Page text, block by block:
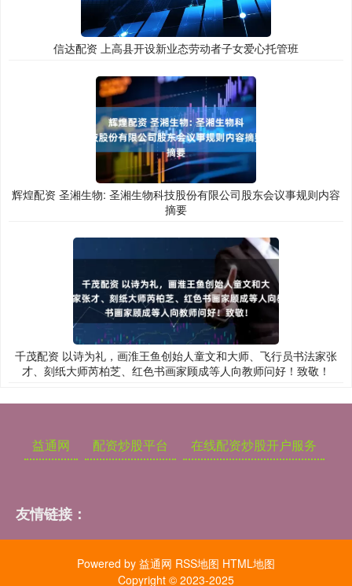
信达配资 上高县开设新业态劳动者子女爱心托管班
辉煌配资 圣湘生物: 圣湘生物科技股份有限公司股东会议事规则内容
摘要
千茂配资 以诗为礼，画淮王鱼创始人童文和大师、飞行员书法家张
才、刻纸大师芮柏芝、红色书画家顾成等人向教师问好！致敬！
益通网 配资炒股平台 在线配资炒股开户服务
友情链接：
Powered by 益通网 RSS地图 HTML地图
Copyright © 2023-2025